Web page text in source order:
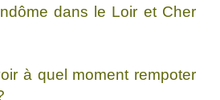
dans le Loir et Cher
à quel moment rempoter